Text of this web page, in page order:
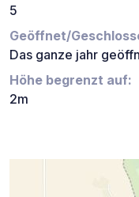
5
Geöffnet/
Das ganze jahr
Höhe begrenzt auf:
2m